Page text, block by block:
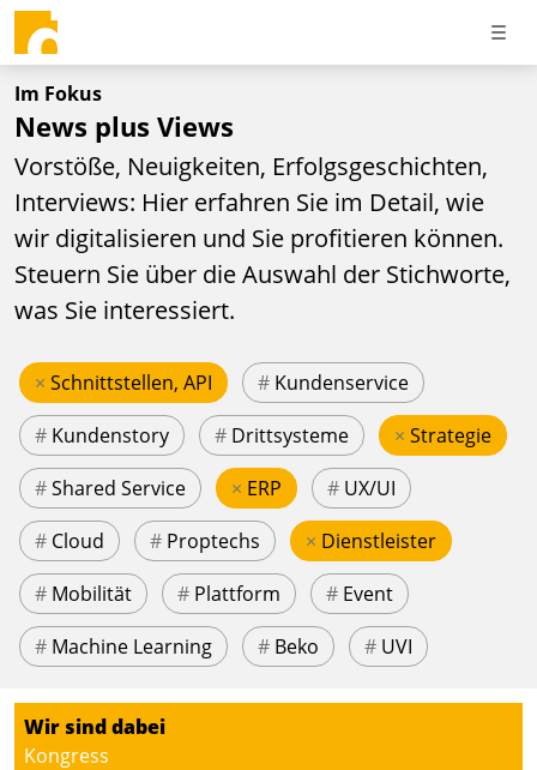
Im Fokus
News plus Views
Vorstöße, Neuigkeiten, Erfolgsgeschichten,
Interviews: Hier erfahren Sie im Detail, wie
wir digitalisieren und Sie profitieren können.
Steuern Sie über die Auswahl der Stichworte,
was Sie interessiert.
× Schnittstellen, API # Kundenservice
# Kundenstory # Drittsysteme × Strategie
#Shared Service × ERP # UX/UI
# Cloud # Proptechs × Dienstleister
# Mobilität # Plattform # Event
# Machine Learning # Beko # UVI
Wir sind dabei
Kongress